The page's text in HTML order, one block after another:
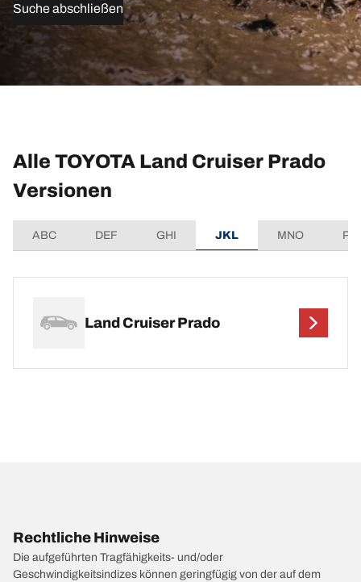
Suche abschließen
Alle TOYOTA Land Cruiser Prado
Versionen
ABC DEF GHI JKL MNO
Land Cruiser Prado
Rechtliche Hinweise
Die aufgeführten Tragfähigkeits- und/oder
Geschwindigkeitsindizes können geringfügig von der auf dem